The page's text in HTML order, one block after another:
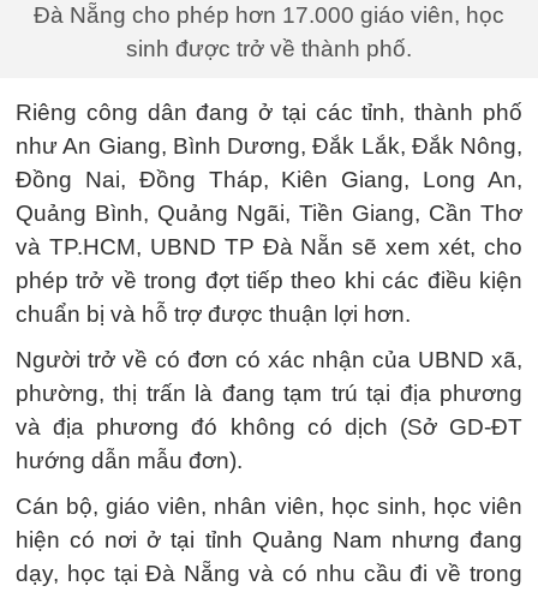
Đà Nẵng cho phép hơn 17.000 giáo viên, học
sinh được trở về thành phố.
Riêng công dân đang ở tại các tỉnh, thành phố
như An Giang, Bình Dương, Đắk Lắk, Đắk Nông,
Đồng Nai, Đồng Tháp, Kiên Giang, Long An,
Quảng Bình, Quảng Ngãi, Tiền Giang, Cần Thơ
và TP.HCM, UBND TP Đà Nẵn sẽ xem xét, cho
phép trở về trong đợt tiếp theo khi các điều kiện
chuẩn bị và hỗ trợ được thuận lợi hơn.
Người trở về có đơn có xác nhận của UBND xã,
phường, thị trấn là đang tạm trú tại địa phương
và địa phương đó không có dịch (Sở GD-ĐT
hướng dẫn mẫu đơn).
Cán bộ, giáo viên, nhân viên, học sinh, học viên
hiện có nơi ở tại tỉnh Quảng Nam nhưng đang
dạy, học tại Đà Nẵng và có nhu cầu đi về trong